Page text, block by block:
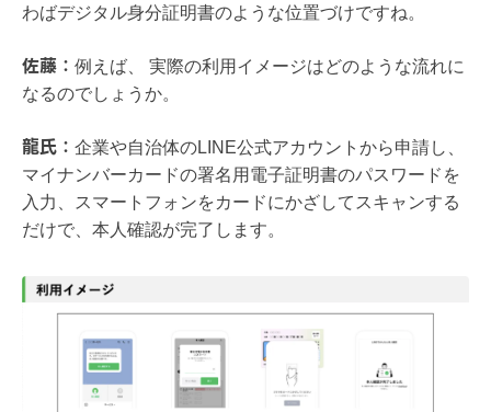
わばデジタル身分証明書のような位置づけですね。
佐藤： 例えば、 実際の利用イメージはどのような流れに
なるのでしょうか。
龍氏： 企業や自治体のLINE公式アカウントから申請し、
マイナンバーカードの署名用電子証明書のパスワードを
入力、スマートフォンをカードにかざしてスキャンする
だけで、本人確認が完了します。